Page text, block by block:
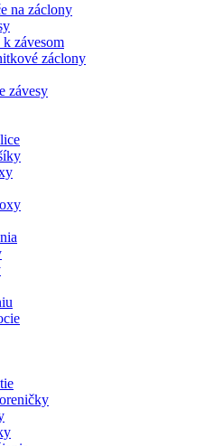
na záclony
k závesom
záclony
závesy